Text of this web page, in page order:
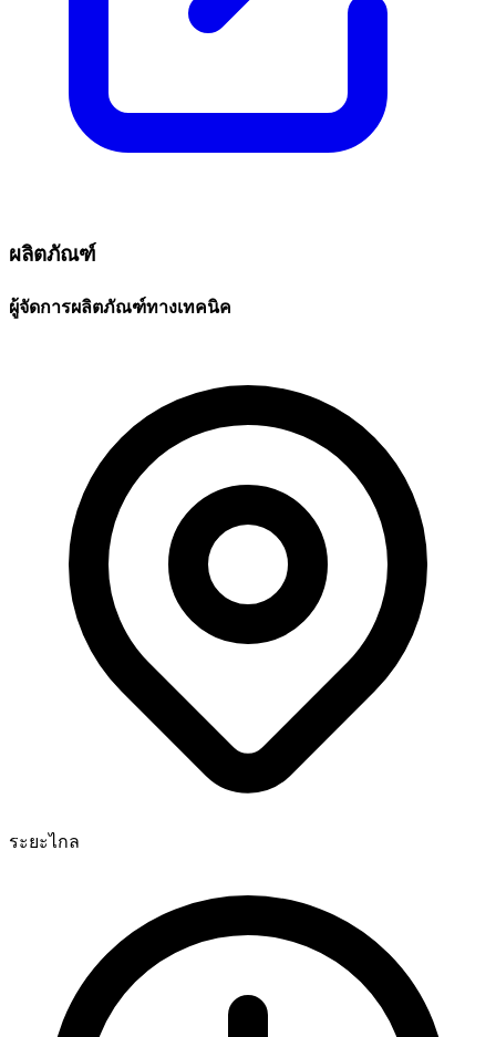
ผลิตภัณฑ์
ผู้จัดการผลิตภัณฑ์ทางเทคนิค
ระยะไกล